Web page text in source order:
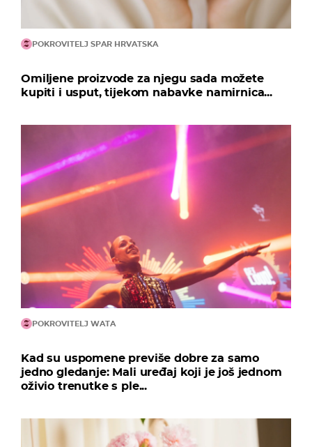
POKROVITELJ SPAR HRVATSKA
Omiljene proizvode za njegu sada možete
kupiti i usput, tijekom nabavke namirnica...
POKROVITELJ WATA
Kad su uspomene previše dobre za samo
jedno gledanje: Mali uređaj koji je još jednom
oživio trenutke s ple...